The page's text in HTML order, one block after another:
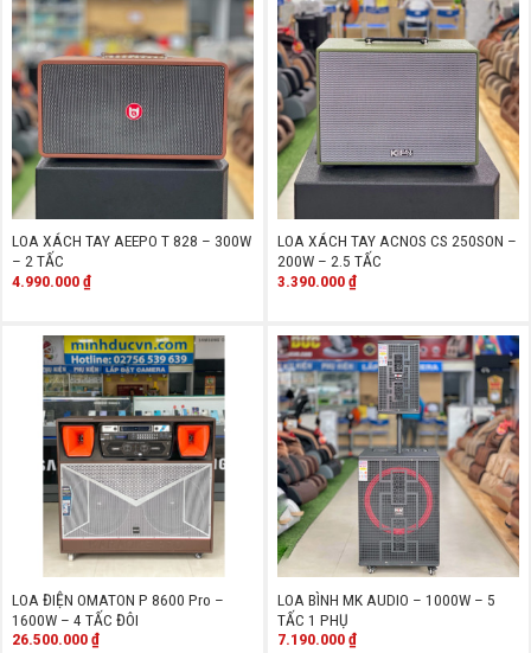
LOA XÁCH TAY AEEPO T 828 – 300W
– 2 TẤC
4.990.000₫
LOA XÁCH TAY ACNOS CS 250SON –
200W – 2.5 TẤC
3.390.000₫
LOA ĐIỆN OMATON P 8600 Pro –
1600W – 4 TẤC ĐÔI
26.500.000₫
LOA BÌNH MK AUDIO – 1000W – 5
TẤC 1 PHỤ
7.190.000₫